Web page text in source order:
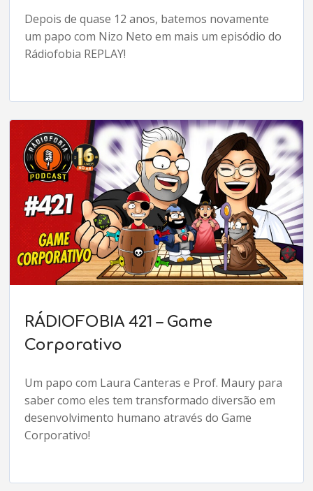
Depois de quase 12 anos, batemos novamente
um papo com Nizo Neto em mais um episódio do
Rádiofobia REPLAY!
RÁDIOFOBIA 421 – Game
Corporativo
Um papo com Laura Canteras e Prof. Maury para
saber como eles tem transformado diversão em
desenvolvimento humano através do Game
Corporativo!